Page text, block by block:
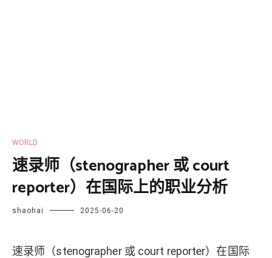
WORLD
速录师（stenographer 或 court
reporter）在国际上的职业分析
shaohai 2025-06-20
速录师（stenographer 或 court reporter）在国际